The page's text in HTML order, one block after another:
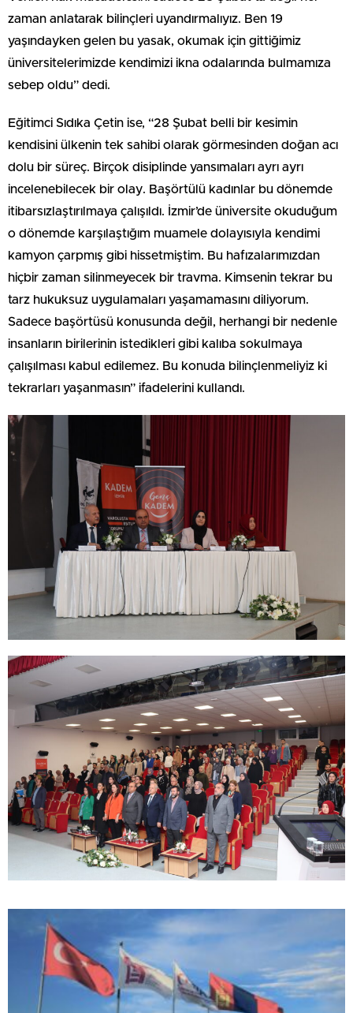
zaman anlatarak bilinçleri uyandırmalıyız. Ben 19
yaşındayken gelen bu yasak, okumak için gittiğimiz
üniversitelerimizde kendimizi ikna odalarında bulmamıza
sebep oldu” dedi.
Eğitimci Sıdıka Çetin ise, “28 Şubat belli bir kesimin
kendisini ülkenin tek sahibi olarak görmesinden doğan acı
dolu bir süreç. Birçok disiplinde yansımaları ayrı ayrı
incelenebilecek bir olay. Başörtülü kadınlar bu dönemde
itibarsızlaştırılmaya çalışıldı. İzmir’de üniversite okuduğum
o dönemde karşılaştığım muamele dolayısıyla kendimi
kamyon çarpmış gibi hissetmiştim. Bu hafızalarımızdan
hiçbir zaman silinmeyecek bir travma. Kimsenin tekrar bu
tarz hukuksuz uygulamaları yaşamamasını diliyorum.
Sadece başörtüsü konusunda değil, herhangi bir nedenle
insanların birilerinin istedikleri gibi kalıba sokulmaya
çalışılması kabul edilemez. Bu konuda bilinçlenmeliyiz ki
tekrarları yaşanmasın” ifadelerini kullandı.